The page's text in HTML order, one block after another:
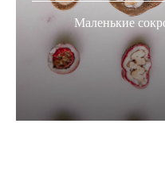
Маленькие